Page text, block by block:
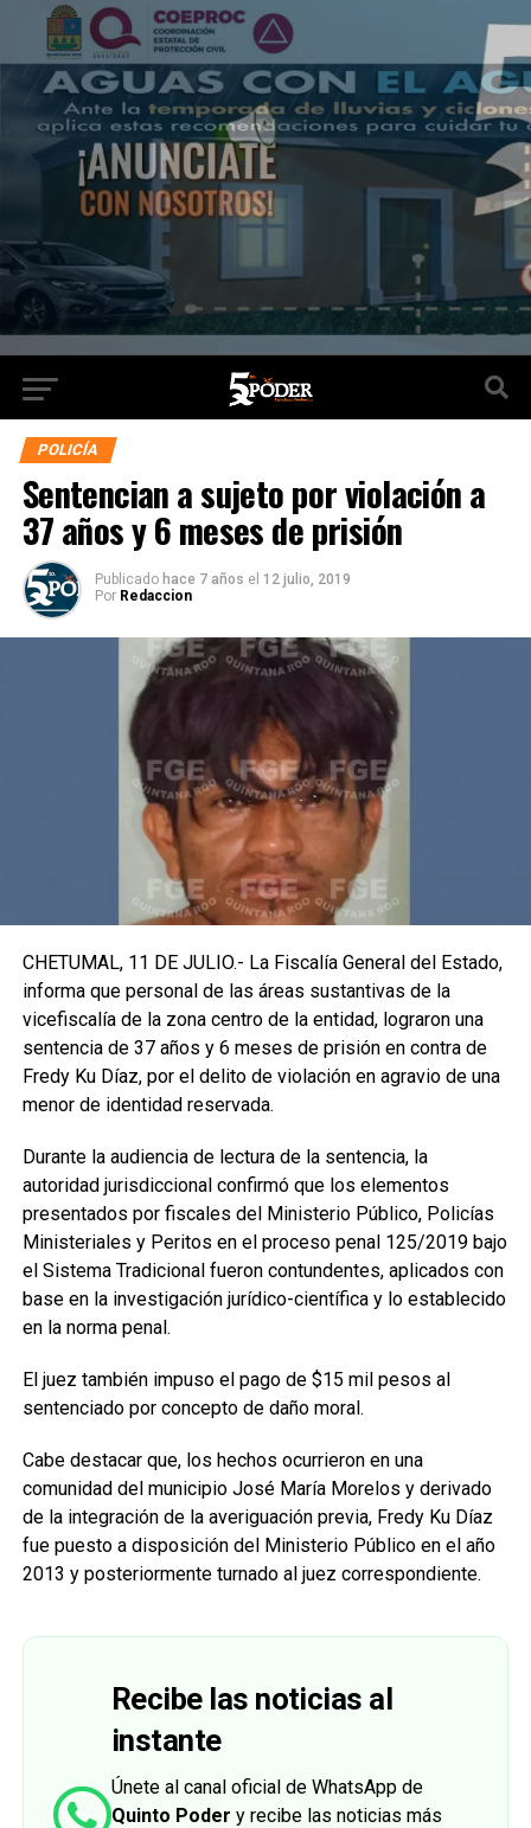
POLICÍA
Sentencian a sujeto por violación a
37 años y 6 meses de prisión
Publicado hace 7 años el 12 julio, 2019
Por Redaccion
CHETUMAL, 11 DE JULIO.- La Fiscalía General del Estado,
informa que personal de las áreas sustantivas de la
vicefiscalía de la zona centro de la entidad, lograron una
sentencia de 37 años y 6 meses de prisión en contra de
Fredy Ku Díaz, por el delito de violación en agravio de una
menor de identidad reservada.
Durante la audiencia de lectura de la sentencia, la
autoridad jurisdiccional confirmó que los elementos
presentados por fiscales del Ministerio Público, Policías
Ministeriales y Peritos en el proceso penal 125/2019 bajo
el Sistema Tradicional fueron contundentes, aplicados con
base en la investigación jurídico-científica y lo establecido
en la norma penal.
El juez también impuso el pago de $15 mil pesos al
sentenciado por concepto de daño moral.
Cabe destacar que, los hechos ocurrieron en una
comunidad del municipio José María Morelos y derivado
de la integración de la averiguación previa, Fredy Ku Díaz
fue puesto a disposición del Ministerio Público en el año
2013 y posteriormente turnado al juez correspondiente.
Recibe las noticias al
instante
Únete al canal oficial de WhatsApp de
Quinto Poder y recibe las noticias más